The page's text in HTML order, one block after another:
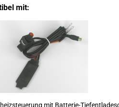
mit:
mit Batterie-​​